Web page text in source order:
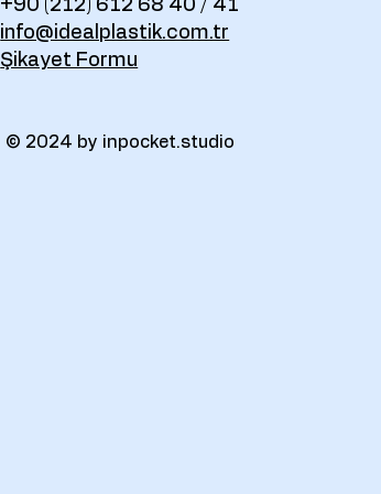
+90 (212) 612 68 40 / 41
info@idealplastik.com.tr
Şikayet Formu
© 2024 by inpocket.studio